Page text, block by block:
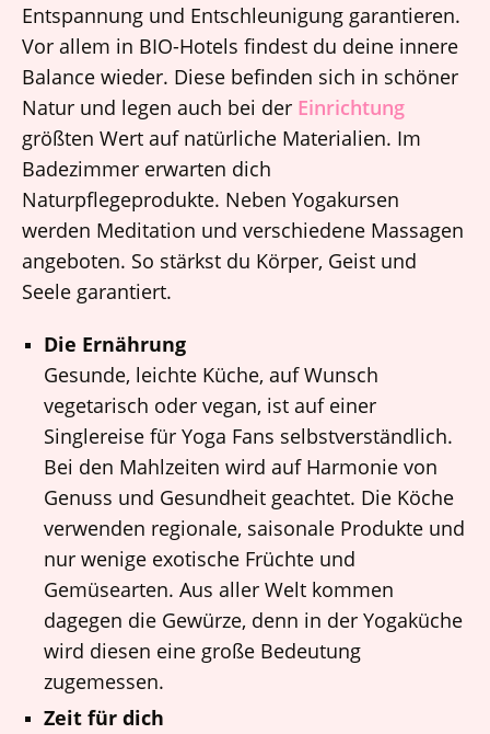
Entspannung und Entschleunigung garantieren.
Vor allem in BIO-Hotels findest du deine innere
Balance wieder. Diese befinden sich in schöner
Natur und legen auch bei der Einrichtung
größten Wert auf natürliche Materialien. Im
Badezimmer erwarten dich
Naturpflegeprodukte. Neben Yogakursen
werden Meditation und verschiedene Massagen
angeboten. So stärkst du Körper, Geist und
Seele garantiert.
Die Ernährung
Gesunde, leichte Küche, auf Wunsch
vegetarisch oder vegan, ist auf einer
Singlereise für Yoga Fans selbstverständlich.
Bei den Mahlzeiten wird auf Harmonie von
Genuss und Gesundheit geachtet. Die Köche
verwenden regionale, saisonale Produkte und
nur wenige exotische Früchte und
Gemüsearten. Aus aller Welt kommen
dagegen die Gewürze, denn in der Yogaküche
wird diesen eine große Bedeutung
zugemessen.
Zeit für dich